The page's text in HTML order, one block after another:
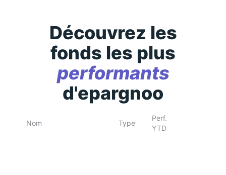
Découvrez les
fonds les plus
performants
d'epargnoo
Nom Type
Perf.
YTD